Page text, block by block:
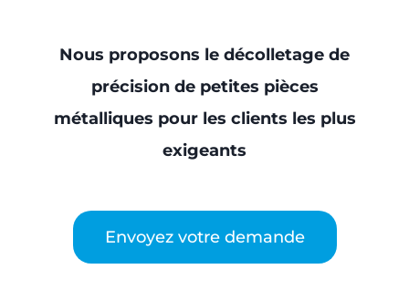
Nous proposons le décolletage de
précision de petites pièces
métalliques pour les clients les plus
exigeants
Envoyez votre demande